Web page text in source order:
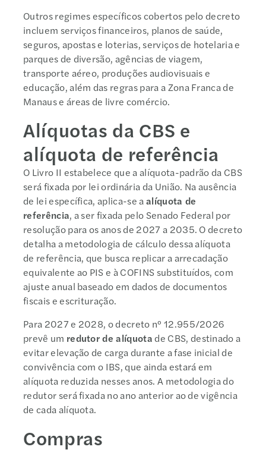
Outros regimes específicos cobertos pelo decreto
incluem serviços financeiros, planos de saúde,
seguros, apostas e loterias, serviços de hotelaria e
parques de diversão, agências de viagem,
transporte aéreo, produções audiovisuais e
educação, além das regras para a Zona Franca de
Manaus e áreas de livre comércio.
Alíquotas da CBS e
alíquota de referência
O Livro II estabelece que a alíquota-padrão da CBS
será fixada por lei ordinária da União. Na ausência
de lei específica, aplica-se aalíquota de
referência, a ser fixada pelo Senado Federal por
resolução para os anos de 2027 a 2035. O decreto
detalha a metodologia de cálculo dessa alíquota
de referência, que busca replicar a arrecadação
equivalente ao PIS e à COFINS substituídos, com
ajuste anual baseado em dados de documentos
fiscais e escrituração.
Para 2027 e 2028, o decreto nº 12.955/2026
prevê um redutor de alíquotade CBS, destinado a
evitar elevação de carga durante a fase inicial de
convivência com o IBS, que ainda estará em
alíquota reduzida nesses anos. A metodologia do
redutor será fixada no ano anterior ao de vigência
de cada alíquota.
Compras